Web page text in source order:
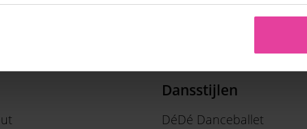
Dansstijlen
DéDé Danceballet